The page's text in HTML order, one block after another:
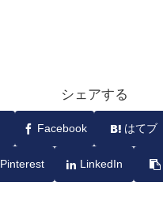
シェアする
Facebook はてブ
Pinterest LinkedIn